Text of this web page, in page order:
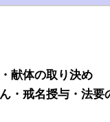
献体の取り決め
・戒名授与・法要